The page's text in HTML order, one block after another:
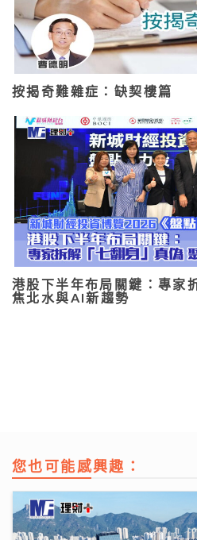
按揭奇難雜症：缺契樓篇
港股下半年布局關鍵：專家
焦北水與AI新趨勢
您也可能感興趣：